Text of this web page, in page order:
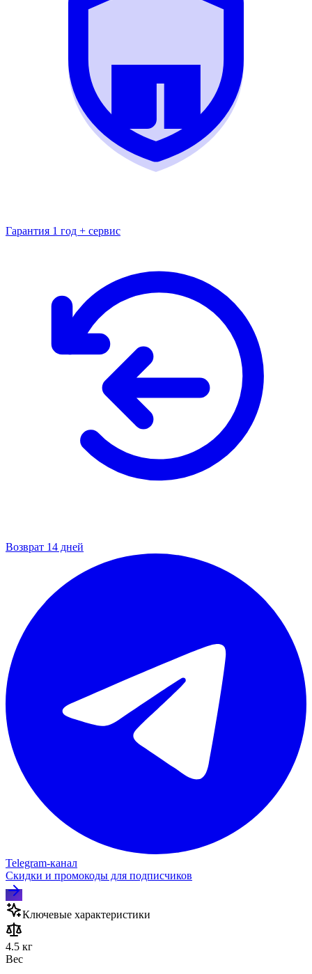
Гарантия 1 год + сервис
Возврат 14 дней
Telegram‑канал
Скидки и промокоды для подписчиков
Ключевые характеристики
4.5 кг
Вес